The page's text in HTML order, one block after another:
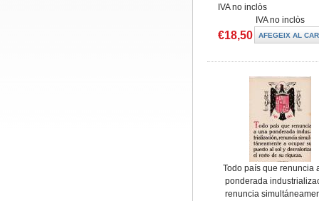
IVA no inclòs
IVA no inclòs
€18,50
Todo país que renuncia
ponderada
renuncia